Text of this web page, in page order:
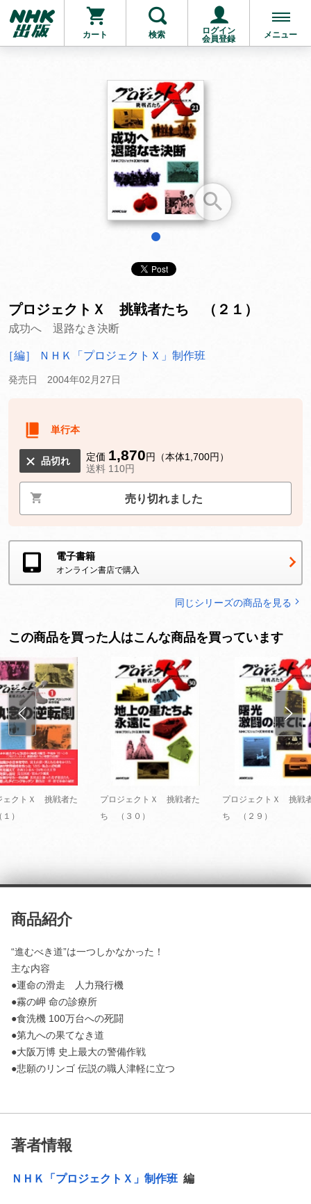
カート 検索
ログイン
会員登録
メニュー
お支払いに進む
他にも商品を買う
プロジェクトＸ 挑戦者たち （２１）
成功へ 退路なき決断
［編］ ＮＨＫ「プロジェクトＸ」制作班
発売日 2004年02月27日
単行本
品切れ 定価 1,870円（本体1,700円）
送料 110円
売り切れました
電子書籍
オンライン書店で購入
同じシリーズの商品を見る
この商品を買った人はこんな商品を買っています
ェクトＸ 挑戦者た
）
プロジェクトＸ 挑戦者た
ち （３０）
プロジェクトＸ 挑戦
ち （２９）
商品紹介
“進むべき道”は一つしかなかった！
主な内容
●運命の滑走 人力飛行機
●霧の岬 命の診療所
●食洗機 100万台への死闘
●第九への果てなき道
●大阪万博 史上最大の警備作戦
●悲願のリンゴ 伝説の職人津軽に立つ
著者情報
ＮＨＫ「プロジェクトＸ」制作班 編